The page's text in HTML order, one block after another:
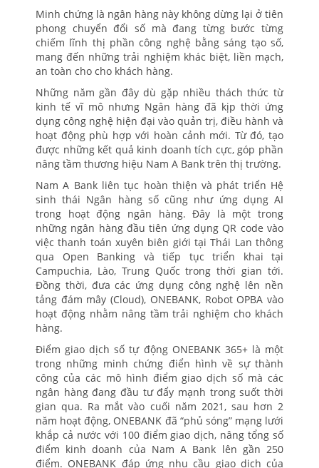
Minh chứng là ngân hàng này không dừng lại ở tiên
phong chuyển đổi số mà đang từng bước từng
chiếm lĩnh thị phần công nghệ bằng sáng tạo số,
mang đến những trải nghiệm khác biệt, liền mạch,
an toàn cho cho khách hàng.
Những năm gần đây dù gặp nhiều thách thức từ
kinh tế vĩ mô nhưng Ngân hàng đã kịp thời ứng
dụng công nghệ hiện đại vào quản trị, điều hành và
hoạt động phù hợp với hoàn cảnh mới. Từ đó, tạo
được những kết quả kinh doanh tích cực, góp phần
nâng tầm thương hiệu Nam A Bank trên thị trường.
Nam A Bank liên tục hoàn thiện và phát triển Hệ
sinh thái Ngân hàng số cũng như ứng dụng AI
trong hoạt động ngân hàng. Đây là một trong
những ngân hàng đầu tiên ứng dụng QR code vào
việc thanh toán xuyên biên giới tại Thái Lan thông
qua Open Banking và tiếp tục triển khai tại
Campuchia, Lào, Trung Quốc trong thời gian tới.
Đồng thời, đưa các ứng dụng công nghệ lên nền
tảng đám mây (Cloud), ONEBANK, Robot OPBA vào
hoạt động nhằm nâng tầm trải nghiệm cho khách
hàng.
Điểm giao dịch số tự động ONEBANK 365+ là một
trong những minh chứng điển hình về sự thành
công của các mô hình điểm giao dịch số mà các
ngân hàng đang đầu tư đẩy mạnh trong suốt thời
gian qua. Ra mắt vào cuối năm 2021, sau hơn 2
năm hoạt động, ONEBANK đã “phủ sóng” mạng lưới
khắp cả nước với 100 điểm giao dịch, nâng tổng số
điểm kinh doanh của Nam A Bank lên gần 250
điểm. ONEBANK đáp ứng nhu cầu giao dịch của